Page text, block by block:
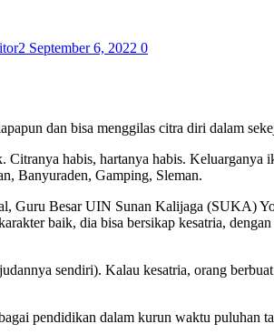
September 6, 2022 0
dan bisa menggilas citra diri dalam
habis, hartanya habis. Keluarganya
Banyuraden, Gamping, Sleman.
Guru Besar UIN Sunan Kalijaga (SUKA)
baik, dia bisa bersikap kesatria, dengan
sendiri). Kalau kesatria, orang
pendidikan dalam kurun waktu puluhan